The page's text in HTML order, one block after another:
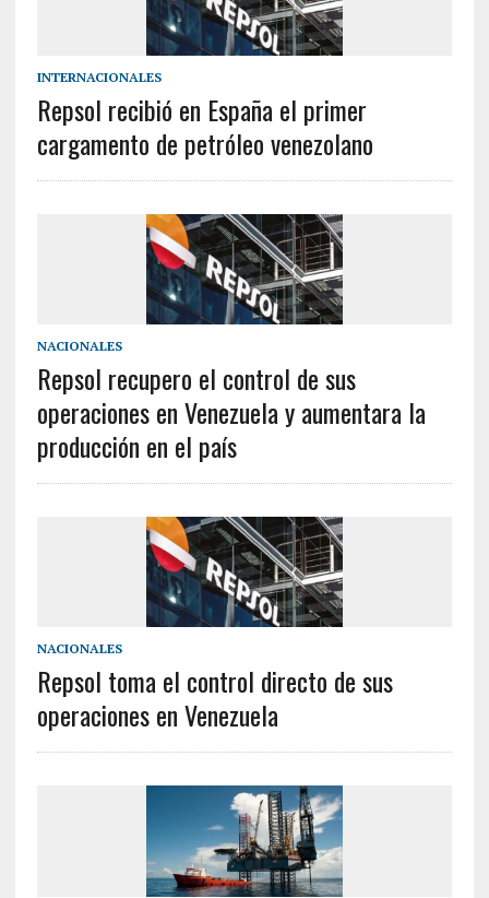
INTERNACIONALES
Repsol recibió en España el primer
cargamento de petróleo venezolano
NACIONALES
Repsol recupero el control de sus
operaciones en Venezuela y aumentara la
producción en el país
NACIONALES
Repsol toma el control directo de sus
operaciones en Venezuela